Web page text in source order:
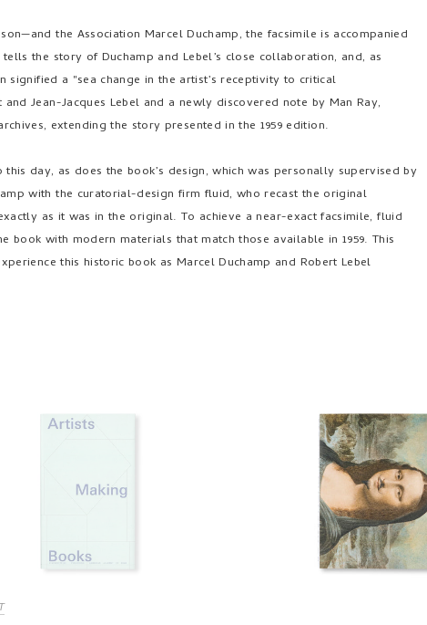
the Association Marcel Duchamp, the facsimile is accompanied
the story of Duchamp and Lebel’s close collaboration, and, as
a "sea change in the artist’s receptivity to critical
Jean-Jacques Lebel and a newly discovered note by Man Ray,
extending the story presented in the 1959 edition.
day, as does the book’s design, which was personally supervised by
with the curatorial-design firm fluid, who recast the original
as it was in the original. To achieve a near-exact facsimile, fluid
with modern materials that match those available in 1959. This
this historic book as Marcel Duchamp and Robert Lebel